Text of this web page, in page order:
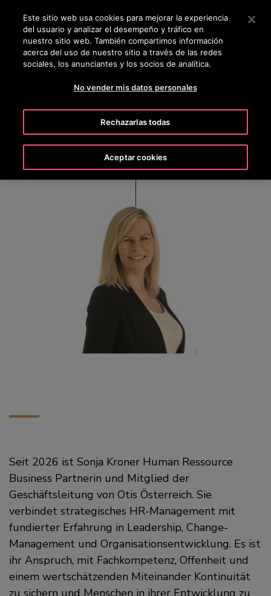
Pulse Intro para saltar al contenido principal
BUSCAR
Sonja Kroner
HR Business Partner
Seit 2026 ist Sonja Kroner Human Ressource
Business Partnerin und Mitglied der
Geschäftsleitung von Otis Österreich. Sie
verbindet strategisches HR-Management mit
fundierter Erfahrung in Leadership, Change-
Management und Organisationsentwicklung. Es ist
ihr Anspruch, mit Fachkompetenz, Offenheit und
einem wertschätzenden Miteinander Kontinuität
zu sichern und Menschen in ihrer Entwicklung zu
Este sitio web usa cookies para mejorar la experiencia
del usuario y analizar el desempeño y tráfico en
nuestro sitio web. También compartimos información
acerca del uso de nuestro sitio a través de las redes
sociales, los anunciantes y los socios de analítica.
No vender mis datos personales
Rechazarlas todas
Aceptar cookies